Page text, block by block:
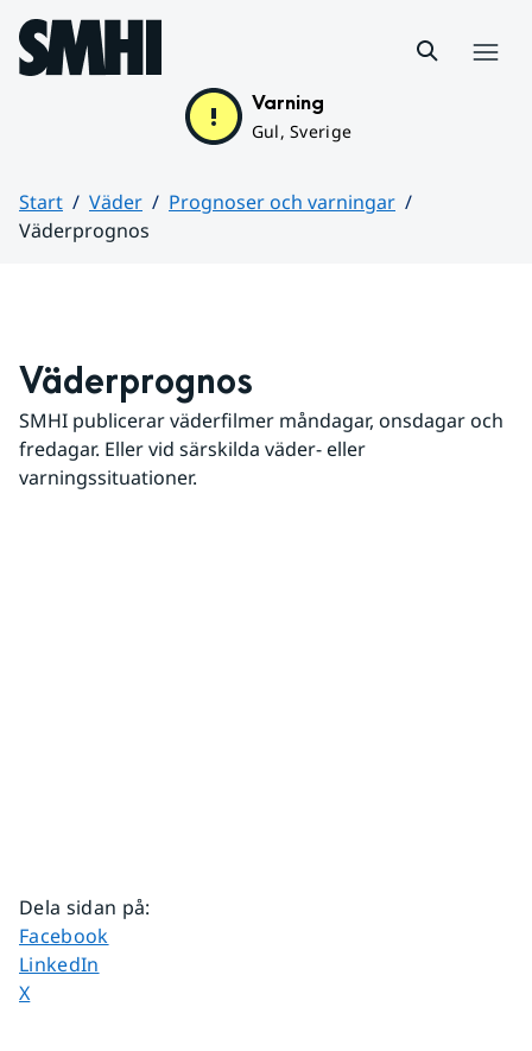
Hoppa till sidans innehåll
Varning
Gul, Sverige
Start Väder
Prognoser och varningar
Väderprognos
Väderprognos
SMHI publicerar väderfilmer måndagar, onsdagar och
fredagar. Eller vid särskilda väder- eller
varningssituationer.
Dela sidan på:
Dela sidan på
Facebook
Dela sidan på
LinkedIn
Dela sidan på
X